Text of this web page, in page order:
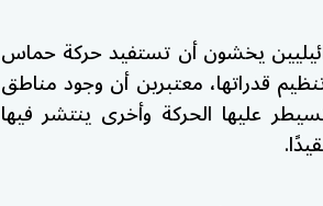
يخشون أن تستفيد حركة حماس
قدراتها، معتبرين أن وجود مناطق
عليها الحركة وأخرى ينتشر فيها